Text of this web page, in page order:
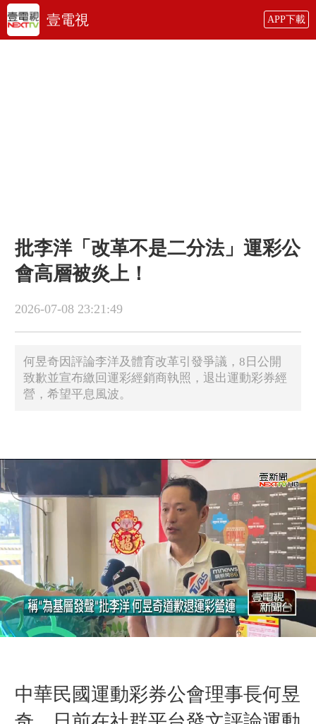
壹電視 APP下載
批李洋「改革不是二分法」運彩公
會高層被炎上！
2026-07-08 23:21:49
何昱奇因評論李洋及體育改革引發爭議，8日公開
致歉並宣布繳回運彩經銷商執照，退出運動彩券經
營，希望平息風波。
中華民國運動彩券公會理事長何昱